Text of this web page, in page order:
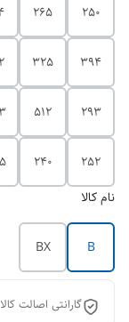
250
265
394
325
293
512
252
240
نام کالا
B
BX
گارانتی اصالت کالا